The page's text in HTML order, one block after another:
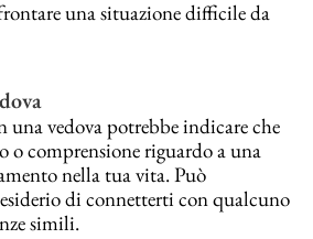
una situazione difficile da
una vedova potrebbe indicare che
o comprensione riguardo a una
nella tua vita. Può
di connetterti con qualcuno
simili.